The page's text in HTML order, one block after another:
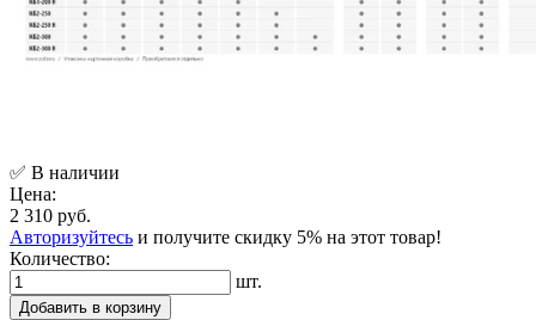
✅ В наличии
Цена:
2 310 руб.
Авторизуйтесь и получите скидку 5% на этот товар!
Количество:
шт.
Добавить в корзину